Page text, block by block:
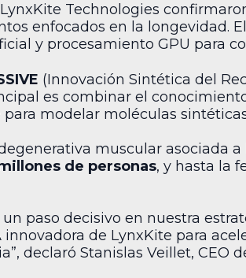
Technologies
enfocados en la longevidad.
y procesamiento GPU para
(Innovación Sintética del
es combinar el
modelar moléculas
muscular asociada
millones de personas, y hasta la
un paso decisivo en nuestra
de LynxKite para
declaró Stanislas Veillet, CEO